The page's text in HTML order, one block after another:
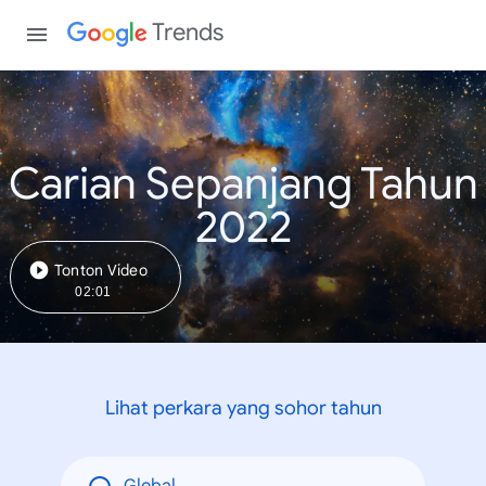
Trends
Carian Sepanjang Tahun
2022
Tonton Video
02:01
Lihat perkara yang sohor tahun